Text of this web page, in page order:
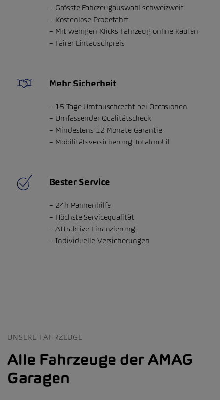
Grösste Fahrzeugauswahl schweizweit
Kostenlose Probefahrt
Mit wenigen Klicks Fahrzeug online kaufen
Fairer Eintauschpreis
Mehr Sicherheit
15 Tage Umtauschrecht bei Occasionen
Umfassender Qualitätscheck
Mindestens 12 Monate Garantie
Mobilitätsversicherung Totalmobil
Bester Service
24h Pannenhilfe
Höchste Servicequalität
Attraktive Finanzierung
Individuelle Versicherungen
UNSERE FAHRZEUGE
Alle Fahrzeuge der AMAG
Garagen